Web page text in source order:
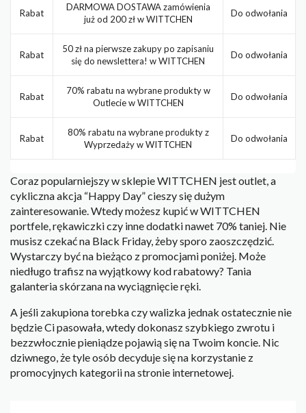
Rabat
DARMOWA DOSTAWA zamówienia
już od 200 zł w WITTCHEN
Do odwołania
Rabat
50 zł na pierwsze zakupy po zapisaniu
się do newslettera! w WITTCHEN
Do odwołania
Rabat
70% rabatu na wybrane produkty w
Outlecie w WITTCHEN
Do odwołania
Rabat
80% rabatu na wybrane produkty z
Wyprzedaży w WITTCHEN
Do odwołania
Coraz popularniejszy w sklepie WITTCHEN jest outlet, a
cykliczna akcja “Happy Day” cieszy się dużym
zainteresowanie. Wtedy możesz kupić w WITTCHEN
portfele, rękawiczki czy inne dodatki nawet 70% taniej. Nie
musisz czekać na Black Friday, żeby sporo zaoszczędzić.
Wystarczy być na bieżąco z promocjami poniżej. Może
niedługo trafisz na wyjątkowy kod rabatowy? Tania
galanteria skórzana na wyciągnięcie ręki.
A jeśli zakupiona torebka czy walizka jednak ostatecznie nie
będzie Ci pasowała, wtedy dokonasz szybkiego zwrotu i
bezzwłocznie pieniądze pojawią się na Twoim koncie. Nic
dziwnego, że tyle osób decyduje się na korzystanie z
promocyjnych kategorii na stronie internetowej.